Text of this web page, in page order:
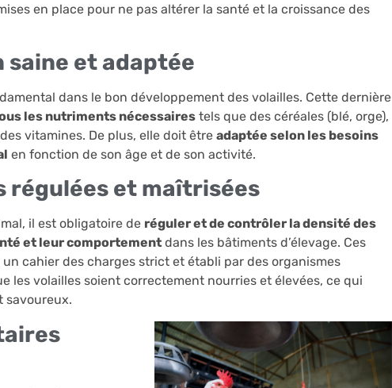
en place pour ne pas altérer la santé et la croissance des
saine et adaptée
dans le bon développement des volailles. Cette dernière
les nutriments nécessaires tels que des céréales (blé, orge),
vitamines. De plus, elle doit être adaptée selon les besoins
en fonction de son âge et de son activité.
régulées et maîtrisées
il est obligatoire de réguler et de contrôler la densité des
et leur comportement dans les bâtiments d’élevage. Ces
cahier des charges strict et établi par des organismes
les volailles soient correctement nourries et élevées, ce qui
savoureux.